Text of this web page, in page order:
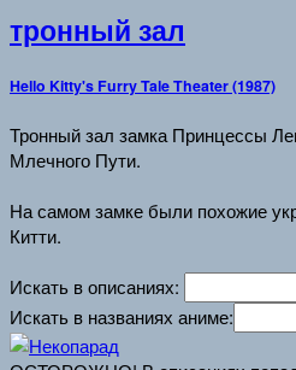
тронный зал
Hello Kitty's Furry Tale Theater (1987)
Тронный зал замка Принцессы
Млечного Пути.
На самом замке были похожие
Китти.
Искать в описаниях:
Искать в названиях аниме: